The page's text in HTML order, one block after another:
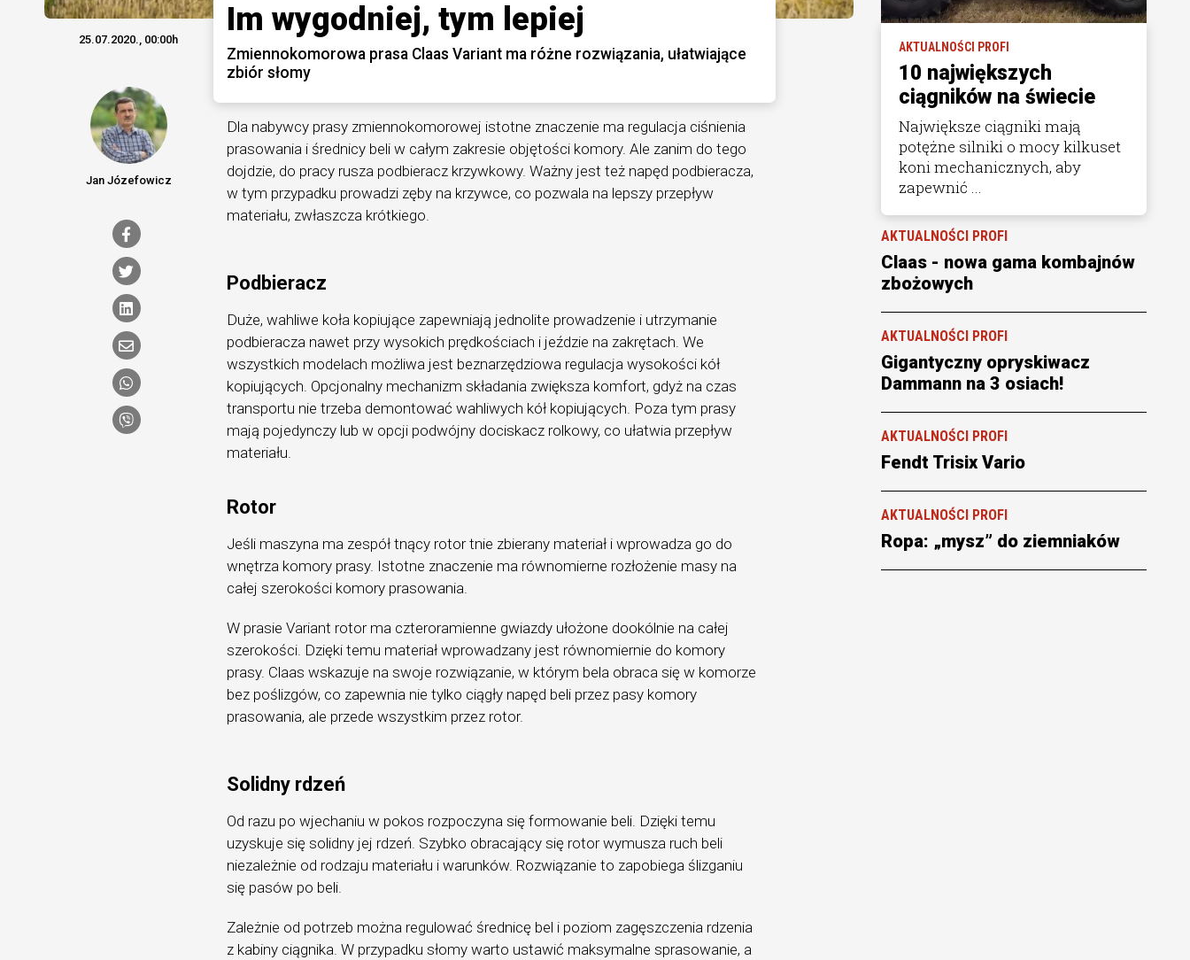
Im wygodniej, tym lepiej
Zmiennokomorowa prasa Claas Variant ma różne rozwiązania, ułatwiające
zbiór słomy
25.07.2020., 00:00h
Jan Józefowicz
Dla nabywcy prasy zmiennokomorowej istotne znaczenie ma regulacja ciśnienia
prasowania i średnicy beli w całym zakresie objętości komory. Ale zanim do tego
dojdzie, do pracy rusza podbieracz krzywkowy. Ważny jest też napęd podbieracza,
w tym przypadku prowadzi zęby na krzywce, co pozwala na lepszy przepływ
materiału, zwłaszcza krótkiego.
Podbieracz
Duże, wahliwe koła kopiujące zapewniają jednolite prowadzenie i utrzymanie
podbieracza nawet przy wysokich prędkościach i jeździe na zakrętach. We
wszystkich modelach możliwa jest beznarzędziowa regulacja wysokości kół
kopiujących. Opcjonalny mechanizm składania zwiększa komfort, gdyż na czas
transportu nie trzeba demontować wahliwych kół kopiujących. Poza tym prasy
mają pojedynczy lub w opcji podwójny dociskacz rolkowy, co ułatwia przepływ
materiału.
Rotor
Jeśli maszyna ma zespół tnący rotor tnie zbierany materiał i wprowadza go do
wnętrza komory prasy. Istotne znaczenie ma równomierne rozłożenie masy na
całej szerokości komory prasowania.
W prasie Variant rotor ma czteroramienne gwiazdy ułożone dookólnie na całej
szerokości. Dzięki temu materiał wprowadzany jest równomiernie do komory
prasy. Claas wskazuje na swoje rozwiązanie, w którym bela obraca się w komorze
bez poślizgów, co zapewnia nie tylko ciągły napęd beli przez pasy komory
prasowania, ale przede wszystkim przez rotor.
Solidny rdzeń
Od razu po wjechaniu w pokos rozpoczyna się formowanie beli. Dzięki temu
uzyskuje się solidny jej rdzeń. Szybko obracający się rotor wymusza ruch beli
niezależnie od rodzaju materiału i warunków. Rozwiązanie to zapobiega ślizganiu
się pasów po beli.
Zależnie od potrzeb można regulować średnicę bel i poziom zagęszczenia rdzenia
z kabiny ciągnika. W przypadku słomy warto ustawić maksymalne sprasowanie, a
AKTUALNOŚCI PROFI
10 największych
ciągników na świecie
Największe ciągniki mają
potężne silniki o mocy kilkuset
koni mechanicznych, aby
zapewnić ...
AKTUALNOŚCI PROFI
Claas - nowa gama kombajnów
zbożowych
AKTUALNOŚCI PROFI
Gigantyczny opryskiwacz
Dammann na 3 osiach!
AKTUALNOŚCI PROFI
Fendt Trisix Vario
AKTUALNOŚCI PROFI
Ropa: „mysz” do ziemniaków